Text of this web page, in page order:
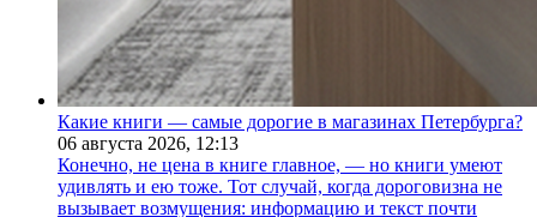
Какие книги — самые дорогие в магазинах Петербурга?
06 августа 2026, 12:13
Конечно, не цена в книге главное, — но книги умеют
удивлять и ею тоже. Тот случай, когда дороговизна не
вызывает возмущения: информацию и текст почти